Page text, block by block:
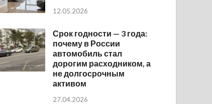
12.05.2026
Срок годности — 3 года:
почему в России
автомобиль стал
дорогим расходником, а
не долгосрочным
активом
27.04.2026